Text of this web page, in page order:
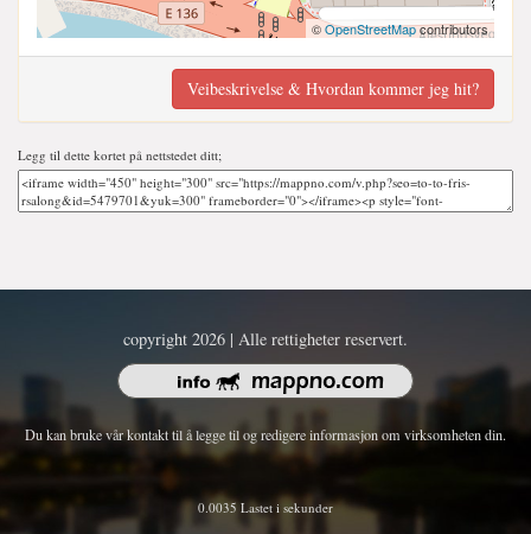
©OpenStreetMapcontributors
Veibeskrivelse & Hvordan kommer jeg hit?
Legg til dette kortet på nettstedet ditt;
copyright 2026 | Alle rettigheter reservert.
Du kan bruke vår kontakt til å legge til og redigere informasjon om virksomheten din.
0.0035 Lastet i sekunder